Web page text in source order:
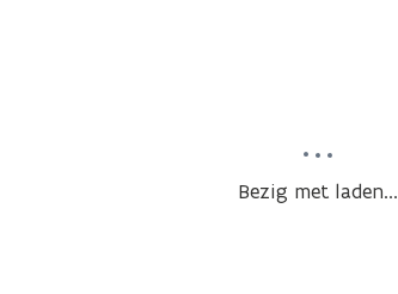
Bezig met laden...